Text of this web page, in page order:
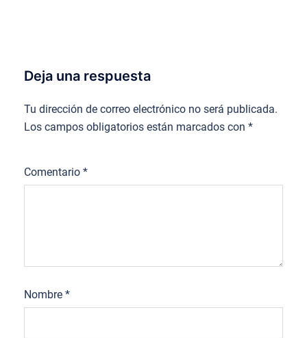
Deja una respuesta
Tu dirección de correo electrónico no será publicada.
Los campos obligatorios están marcados con *
Comentario *
Nombre *